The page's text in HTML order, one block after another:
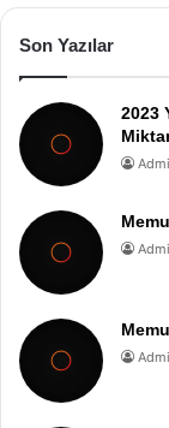
Son Yazılar
2023